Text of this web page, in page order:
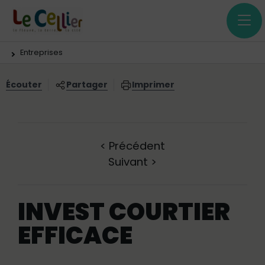
Panneau de gestion des cookies
Vous êtes ici:
Entreprises
Écouter Partager Imprimer
< Précédent
Suivant >
INVEST COURTIER
EFFICACE